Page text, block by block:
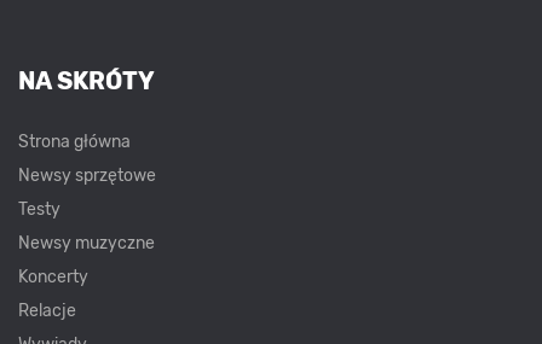
NA SKRÓTY
Strona główna
Newsy sprzętowe
Testy
Newsy muzyczne
Koncerty
Relacje